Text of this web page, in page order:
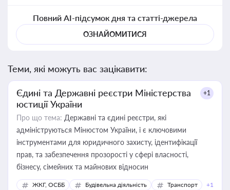
Повний AI-підсумок дня та статті-джерела
ОЗНАЙОМИТИСЯ
Теми, які можуть вас зацікавити:
Єдині та Державні реєстри Міністерства
юстиції України
+1
Про що тема: Державні та єдині реєстри, які
адмініструються Мінюстом України, і є ключовими
інструментами для юридичного захисту, ідентифікації
прав, та забезпечення прозорості у сфері власності,
бізнесу, сімейних та майнових відносин
ЖКГ, ОСББ Будівельна діяльність Транспорт +1